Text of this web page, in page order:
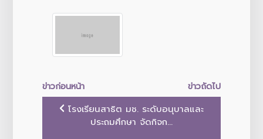
ข่าวก่อนหน้า
ข่าวถัดไป
โรงเรียนสาธิต มช. ระดับอนุบาลและ
ประถมศึกษา จัดกิจก...